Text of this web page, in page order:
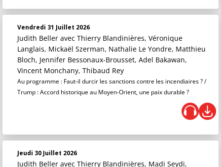
Vendredi 31 Juillet 2026
Judith Beller avec Thierry Blandinières, Véronique
Langlais, Mickaël Szerman, Nathalie Le Yondre, Matthieu
Bloch, Jennifer Bessonaux-Brousset, Adel Bakawan,
Vincent Monchany, Thibaud Rey
Au programme : Faut-il durcir les sanctions contre les incendiaires ? /
Trump : Accord historique au Moyen-Orient, une paix durable ?
Jeudi 30 Juillet 2026
Judith Beller avec Thierry Blandinières, Madi Seydi,